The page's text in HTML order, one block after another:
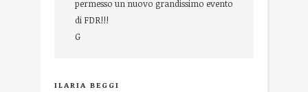
permesso un nuovo grandissimo evento
di FDR!!!
G
ILARIA BEGGI